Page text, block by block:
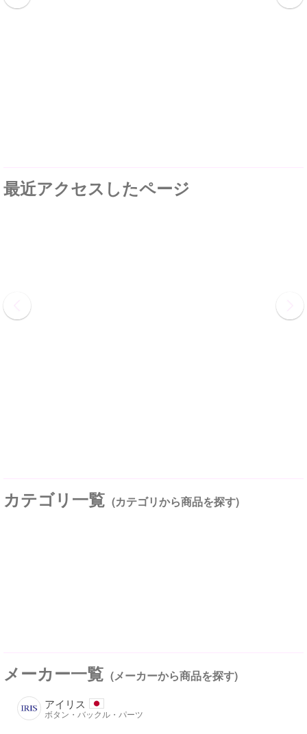
最近アクセスしたページ
カテゴリ一覧 (カテゴリから商品を探す)
メーカー一覧 (メーカーから商品を探す)
アイリス
ボタン・バックル・パーツ